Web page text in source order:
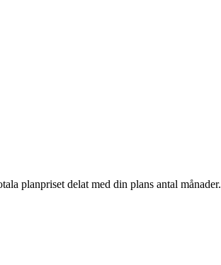
planpriset delat med din plans antal månader.